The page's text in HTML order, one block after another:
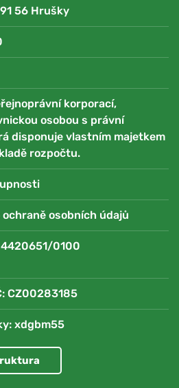
56 Hrušky
korporací,
osobou s právní
disponuje vlastním majetkem
rozpočtu.
osobních údajů
0100
CZ00283185
xdgbm55